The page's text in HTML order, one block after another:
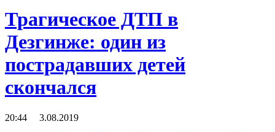
Трагическое ДТП в
Дезгинже: один из
пострадавших детей
скончался
20:44 3.08.2019